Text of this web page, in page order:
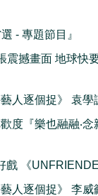
- 專題節目』
震撼畫面 地球快
藝人逐個捉》 袁學
度『樂也融融‧念
戲 《
藝人逐個捉》 李威